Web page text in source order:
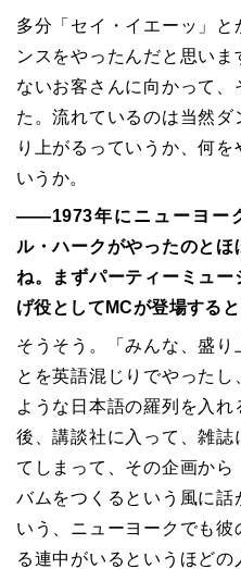
多分「セイ・イエーッ」
ンスをやったんだと思い
ないお客さんに向かって
た。流れているのは当然
り上がるっていうか、何
いうか。
――1973年にニューヨー
ル・ハークがやったのと
ね。まずパーティーミュ
げ役としてMCが登場すると
そうそう。「みんな、盛り
とを英語混じりでやった
ような日本語の羅列を入
後、講談社に入って、雑
てしまって、その企画か
バムをつくるという風に話
いう、ニューヨークでも
る連中がいるというほど